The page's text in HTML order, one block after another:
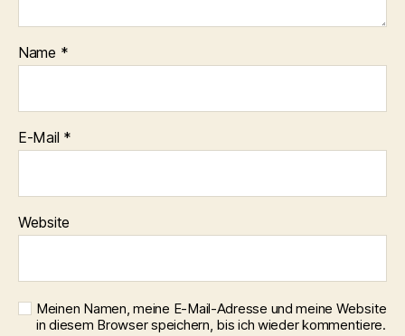
Name *
E-Mail *
Website
Meinen Namen, meine E-Mail-Adresse und meine Website
in diesem Browser speichern, bis ich wieder kommentiere.